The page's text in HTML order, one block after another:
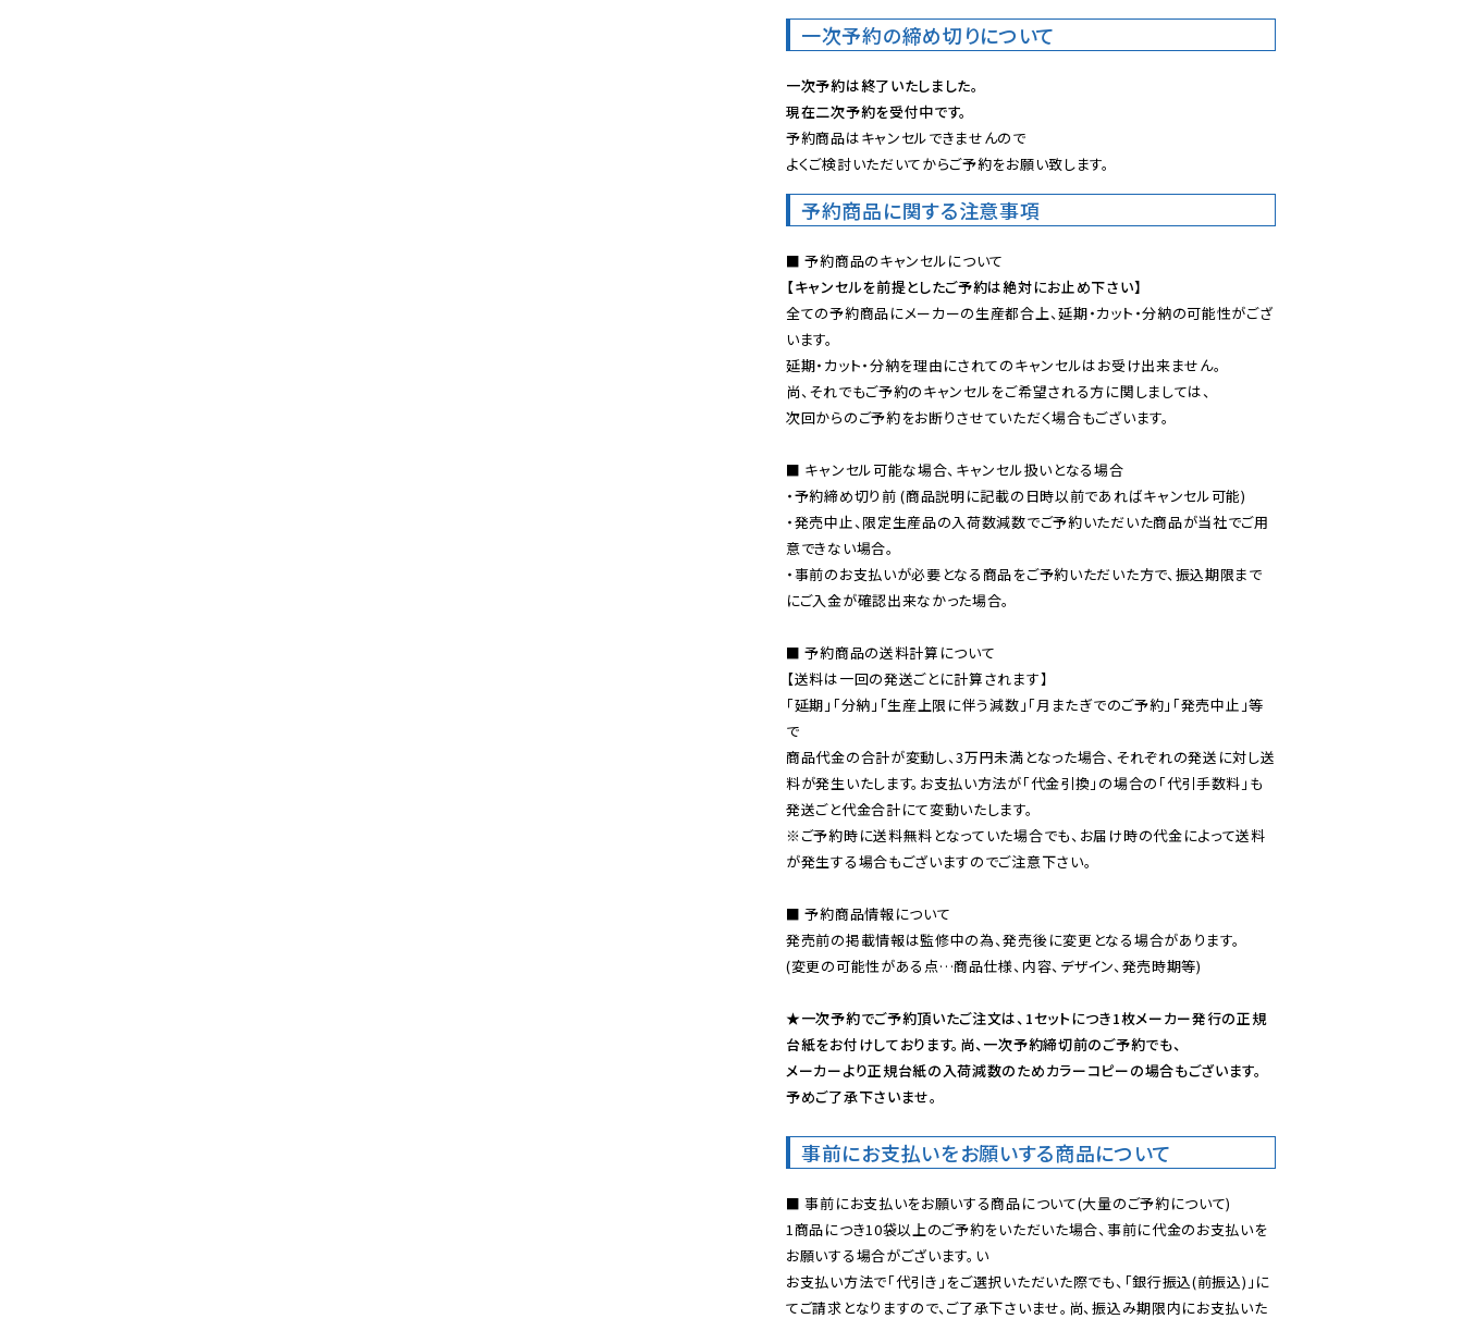
一次予約の締め切りについて
一次予約は終了いたしました。
現在二次予約を受付中です。
予約商品はキャンセルできませんので
よくご検討いただいてからご予約をお願い致します。
予約商品に関する注意事項
【キャンセルを前提としたご予約は絶対にお止め下さい】
全ての予約商品にメーカーの生産都合上、延期・カット・分納の可能性がござ
います。
延期・カット・分納を理由にされてのキャンセルはお受け出来ません。
尚、それでもご予約のキャンセルをご希望される方に関しましては、
次回からのご予約をお断りさせていただく場合もございます。
■ キャンセル可能な場合、キャンセル扱いとなる場合
・予約締め切り前 (商品説明に記載の日時以前であればキャンセル可能)
・発売中止、限定生産品の入荷数減数でご予約いただいた商品が当社でご用
意できない場合。
・事前のお支払いが必要となる商品をご予約いただいた方で、振込期限まで
にご入金が確認出来なかった場合。
■ 予約商品の送料計算について
【送料は一回の発送ごとに計算されます】
「延期」「分納」「生産上限に伴う減数」「月またぎでのご予約」「発売中止」等
で
商品代金の合計が変動し、3万円未満となった場合、それぞれの発送に対し送
料が発生いたします。お支払い方法が「代金引換」の場合の「代引手数料」も
※ご予約時に送料無料となっていた場合でも、お届け時の代金によって送料
が発生する場合もございますのでご注意下さい。
■ 予約商品情報について
発売前の掲載情報は監修中の為、発売後に変更となる場合があります。
(変更の可能性がある点…商品仕様、内容、デザイン、発売時期等)
★一次予約でご予約頂いたご注文は、1セットにつき1枚メーカー発行の正規
台紙をお付けしております。尚、一次予約締切前のご予約でも、
メーカーより正規台紙の入荷減数のためカラーコピーの場合もございます。
予めご了承下さいませ。
事前にお支払いをお願いする商品について
■ 事前にお支払いをお願いする商品について(大量のご予約について)
1商品につき10袋以上のご予約をいただいた場合、事前に代金のお支払いを
お願いする場合がございます。い
お支払い方法で「代引き」をご選択いただいた際でも、「銀行振込(前振込)」に
てご請求となりますので、ご了承下さいませ。尚、振込み期限内にお支払いた